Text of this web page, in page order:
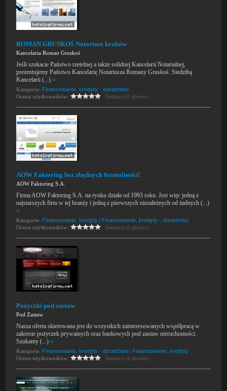
ROMAN GRUSKOŚ Notariusz kraków
Kancelaria Roman Gruskoś
Jeśli szukacie Państwo rzetelnej a także solidnej Kancelarii Notarialnej,
prezentujemy Państwu Kancelarię Notariusza Romany Gruskoś. Siedzibą
Kancelarii (...)»
Kategorie: Finansowanie, kredyty - doradztwo
Ocena użytkowników:
Średnia 0 (0 głosów)
AOW Faktoring bez zbędnych formalności!
AOW Faktoring S.A.
Firma AOW Faktoring S.A. na rynku działa od 1993 roku. Jest więc jedną z
najstarszych firm w tej branży i jedną z pierwszych niezależnych od żadnych (...)
»
Kategorie: Finansowanie, kredyty | Finansowanie, kredyty - doradztwo
Ocena użytkowników:
Średnia 0 (0 głosów)
Pożyczki pod zastaw
Pod Zastaw
Nasza oferta skierowana jest do wszystkich zainteresowanych współpracą w
zakresie pożyczek prywatnych oraz bankowych pod zastaw nieruchomości.
Szukamy (...)»
Kategorie: Finansowanie, kredyty - doradztwo | Finansowanie, kredyty
Ocena użytkowników:
Średnia 0 (0 głosów)